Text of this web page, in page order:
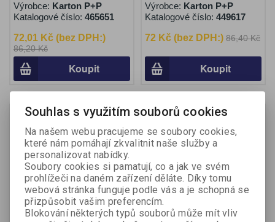
Výrobce: Karton P+P
Katalogové číslo: 465651
72,01 Kč (bez DPH:)
86,20 Kč
Koupit
Výrobce: Karton P+P
Katalogové číslo: 449617
72 Kč (bez DPH:) 86,40 Kč
Koupit
Akce
Sleva
Akce
Souhlas s využitím souborů cookies
Na našem webu pracujeme se soubory cookies,
které nám pomáhají zkvalitnit naše služby a
personalizovat nabídky.
Soubory cookies si pamatují, co a jak ve svém
prohlížeči na daném zařízení děláte. Díky tomu
webová stránka funguje podle vás a je schopná se
přizpůsobit vašim preferencím.
Blokování některých typů souborů může mít vliv